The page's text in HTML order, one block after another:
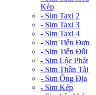
Kép
- Sim Taxi 2
- Sim Taxi 3
- Sim Taxi 4
- Sim Tiến Đơn
- Sim Tiến Đôi
- Sim Lộc Phát
- Sim Thần Tài
- Sim Ông Địa
- Sim Kép